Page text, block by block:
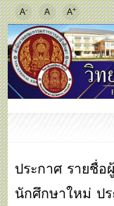
A- A A+
ประกาศ รายชื่
นักศึกษาใหม่ ป